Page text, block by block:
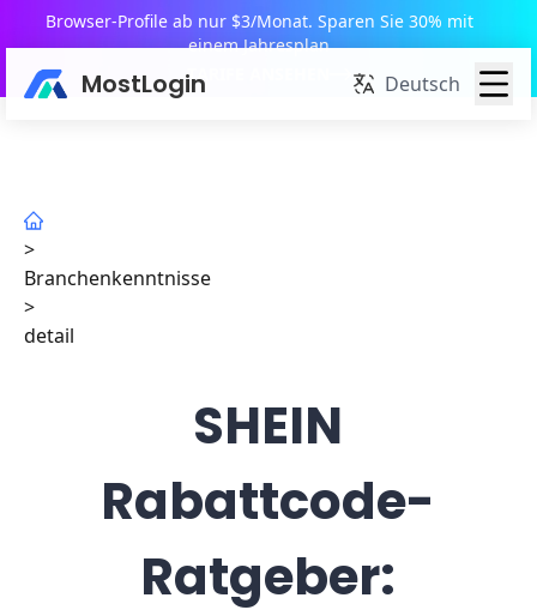
Browser-Profile ab nur $3/Monat. Sparen Sie 30% mit
einem Jahresplan
TARIFE ANSEHEN
MostLogin Deutsch
>
Branchenkenntnisse
>
detail
SHEIN
Rabattcode-
Ratgeber: